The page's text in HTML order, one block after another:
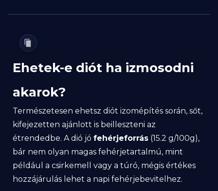
Ehetek-e diót ha izmosodni
akarok?
Természetesen ehetsz diót izomépítés során, sőt,
kifejezetten ajánlott is beilleszteni az
étrendedbe. A dió jó fehérjeforrás (15.2 g/100g),
bár nem olyan magas fehérjetartalmú, mint
például a csirkemell vagy a túró, mégis értékes
hozzájárulás lehet a napi fehérjebevitelhez.